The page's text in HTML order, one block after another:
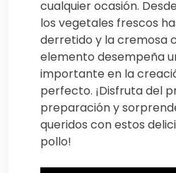
cualquier ocasión.
los vegetales frescos
derretido y la cremosa
elemento desempeña
importante en la
perfecto. ¡Disfruta del
preparación y
queridos con estos
pollo!